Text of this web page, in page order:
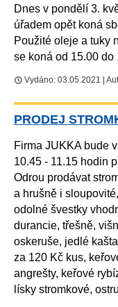
Dnes v pondělí 3.
úřadem opět koná
Použité oleje a tuky
se koná od 15.00 do
Vydáno: 03.05.2021 |
PRODEJ
Firma JUKKA bude
10.45 - 11.15 hodin
Odrou prodávat
a hrušně i
odolné švestky
durancie, třešně,
oskeruše, jedlé
za 120 Kč kus,
angrešty, keřové
lísky stromkové,